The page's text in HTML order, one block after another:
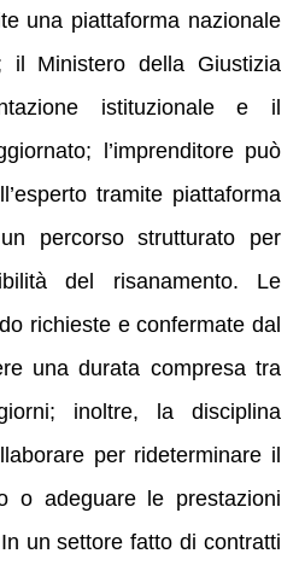
una piattaforma nazionale
il Ministero della Giustizia
istituzionale e il
l’imprenditore può
tramite piattaforma
percorso strutturato per
del risanamento. Le
richieste e confermate dal
una durata compresa tra
inoltre, la disciplina
per rideterminare il
o adeguare le prestazioni
un settore fatto di contratti